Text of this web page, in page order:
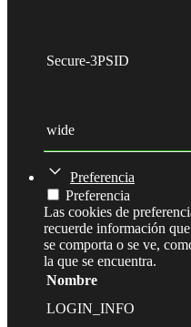
Secure-3PSID
wide
Preferencia
Preferencia
Las cookies de
recuerde información
se comporta o se ve,
la que se encuentra.
Nombre
LOGIN_INFO